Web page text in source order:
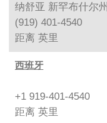
纳舒亚 新罕布什尔州
(919) 401-4540
距离 英里
西班牙
+1 919-401-4540
距离 英里